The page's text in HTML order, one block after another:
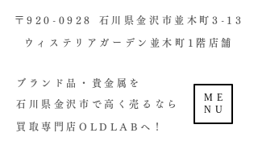
ME
NU
​〒920-0928 石川県金沢市並木町3-13
ウィステリアガーデン並木町1階店舗​
ブランド品・貴金属を
石川県金沢市で高く売るなら
買取専門店OLDLABへ！